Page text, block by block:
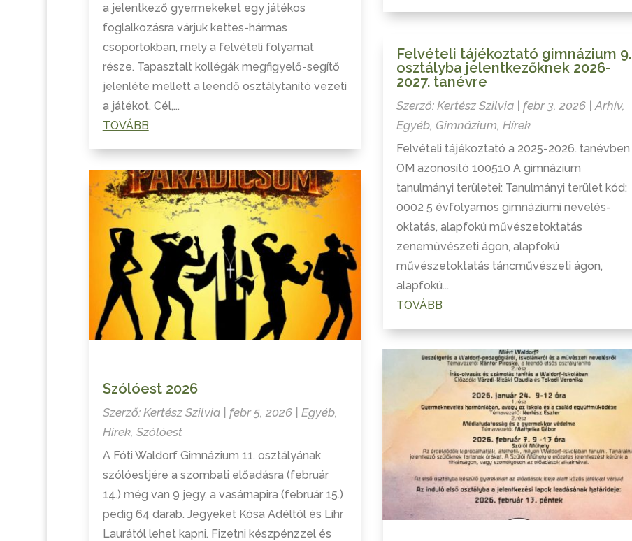
a jelentkező gyermekeket egy játékos
foglalkozásra várjuk kettes-hármas
csoportokban, mely a felvételi folyamat
része. Tapasztalt kollégák megfigyelő-segítő
jelenléte mellett a leendő osztálytanító vezeti
a játékot. Cél,...
TOVÁBB
Szólóest 2026
Szerző: Kertész Szilvia| febr 5, 2026| Egyéb,
Hírek, Szólóest
A Fóti Waldorf Gimnázium 11. osztályának
szólóestjére a szombati előadásra (február
14.) még van 9 jegy, a vasárnapira (február 15.)
pedig 64 darab. Jegyeket Kósa Adéltól és Lihr
Laurától lehet kapni. Fizetni készpénzzel és
Felvételi tájékoztató gimnázium 9.
osztályba jelentkezőknek 2026-
2027. tanévre
Szerző:Kertész Szilvia | febr 3, 2026 |Arhív,
Egyéb Gimnázium ,Hírek
Felvételi tájékoztató a 2025-2026. tanévben
OM azonosító 100510 A gimnázium
tanulmányi területei: Tanulmányi terület kód:
0002 5 évfolyamos gimnáziumi nevelés-
oktatás, alapfokú művészetoktatás
zeneművészeti ágon, alapfokú
művészetoktatás táncművészeti ágon,
alapfokú...
TOVÁBB